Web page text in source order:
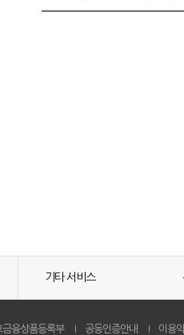
기타 서비스
금융상품등록부 공동인증안내 이용